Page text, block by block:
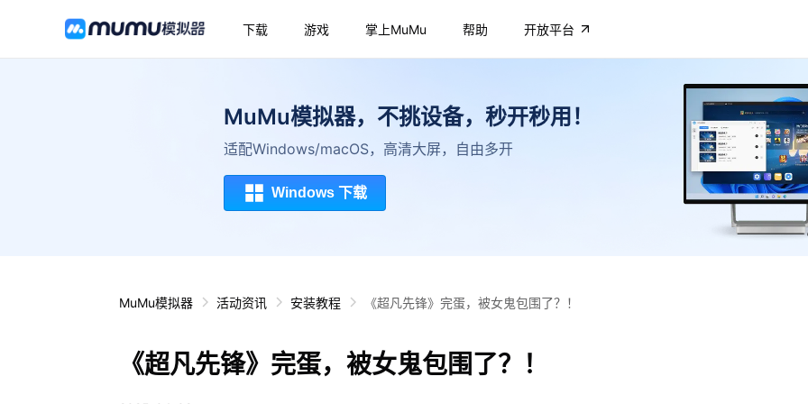
下载 游戏 掌上MuMu 帮助 开放平台
MuMu模拟器，不挑设备，秒开秒用！
适配Windows/macOS，高清大屏，自由多开
Windows 下载
MuMu模拟器 活动资讯 安装教程 《超凡先锋》完蛋，被女鬼包围了？！
《超凡先锋》完蛋，被女鬼包围了？！